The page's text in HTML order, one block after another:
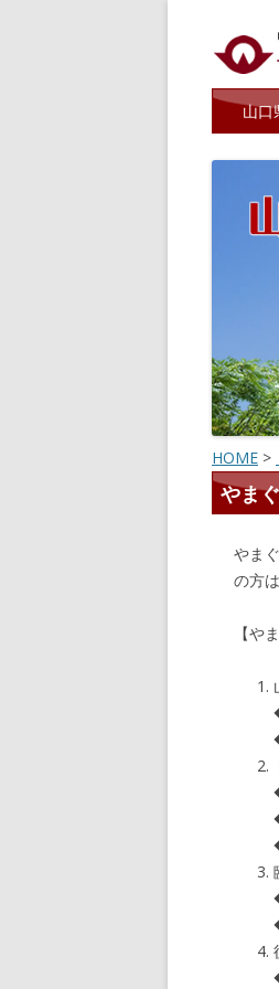
や
山口県
山口
HOME >
やま
やま
の方
【や